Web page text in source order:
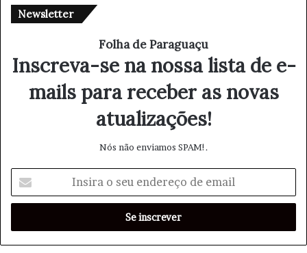
Newsletter
Folha de Paraguaçu
Inscreva-se na nossa lista de e-
mails para receber as novas
atualizações!
Nós não enviamos SPAM!.
s
r
a